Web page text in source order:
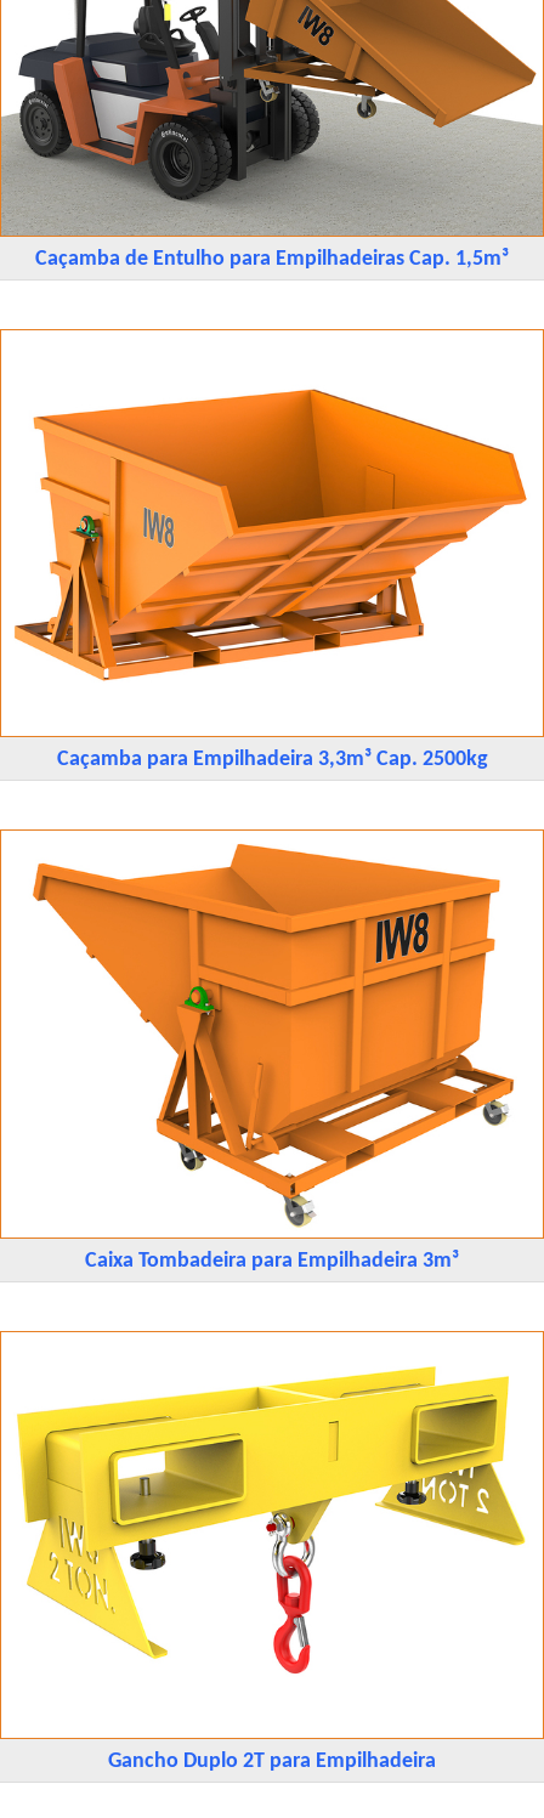
Caçamba de Entulho para Empilhadeiras Cap. 1,5m³
Caçamba para Empilhadeira 3,3m³ Cap. 2500kg
Caixa Tombadeira para Empilhadeira 3m³
Gancho Duplo 2T para Empilhadeira